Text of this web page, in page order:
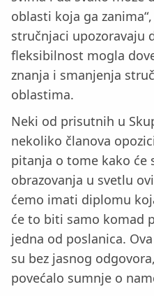
oblasti koja ga
stručnjaci upozoravaju
fleksibilnost mogla
znanja i smanjenja
oblastima.
Neki od prisutnih u
nekoliko članova
pitanja o tome kako će
obrazovanja u svetlu
ćemo imati diplomu
će to biti samo komad
jedna od poslanica.
su bez jasnog
povećalo sumnje o